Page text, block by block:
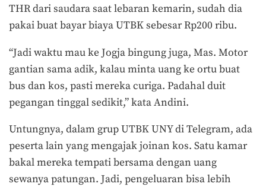
THR dari saudara saat lebaran kemarin, sudah dia
pakai buat bayar biaya UTBK sebesar Rp200 ribu.
“Jadi waktu mau ke Jogja bingung juga, Mas. Motor
gantian sama adik, kalau minta uang ke ortu buat
bus dan kos, pasti mereka curiga. Padahal duit
pegangan tinggal sedikit,” kata Andini.
Untungnya, dalam grup UTBK UNY di Telegram, ada
peserta lain yang mengajak joinan kos. Satu kamar
bakal mereka tempati bersama dengan uang
sewanya patungan. Jadi, pengeluaran bisa lebih